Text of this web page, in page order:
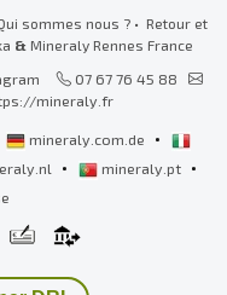
sommes nous ? • Retour et
& Mineraly Rennes France
07 67 76 45 88
mineraly.fr
mineraly.com.de •
• mineraly.pt •